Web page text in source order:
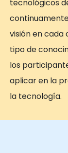
tecnológicos
visión en
tipo de
los
aplicar en la
la tecnología.